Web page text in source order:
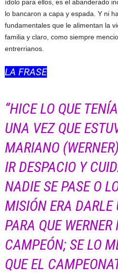
ídolo para ellos, es el abanderado
lo bancaron a capa y espada. Y ni
fundamentales que le alimentan la
familia y claro, como siempre
entrerrianos.
LA FRASE
“HICE LO QUE
UNA VEZ QUE
MARIANO
IR DESPACIO Y
NADIE SE PASE O
MISIÓN ERA
PARA QUE WERNER
CAMPEÓN; SE LO
QUE EL